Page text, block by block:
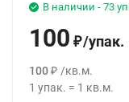
В наличии - 73
100 ₽/упак.
100 ₽ /кв.м.
1 упак. = 1 кв.м.